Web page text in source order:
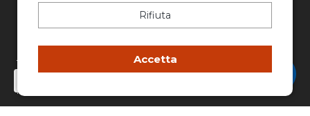
Capitale sociale: 2.300.000,00 I.V.
Made with 💚 by
Rifiuta
Accetta
Chatta con Stefano